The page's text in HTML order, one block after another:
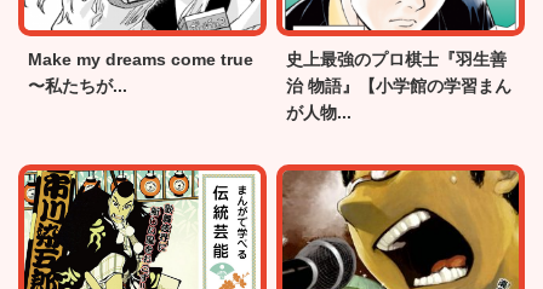
Make my dreams come true
〜私たちが...
史上最強のプロ棋士『羽生善
治 物語』【小学館の学習まん
が人物...